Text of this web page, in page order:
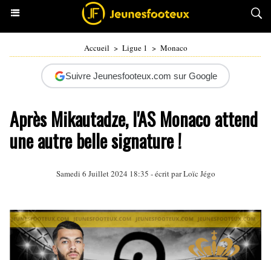
Accueil > Ligue 1 > Monaco
Suivre Jeunesfooteux.com sur Google
Après Mikautadze, l'AS Monaco attend
une autre belle signature !
Samedi 6 Juillet 2024 18:35 - écrit parLoïc Jégo